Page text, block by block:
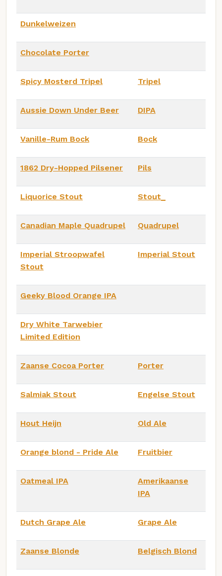
Dunkelweizen
Chocolate Porter
Spicy Mosterd Tripel Tripel
Aussie Down Under Beer DIPA
Vanille-Rum Bock Bock
1862 Dry-Hopped Pilsener Pils
Liquorice Stout Stout_
Canadian Maple Quadrupel Quadrupel
Imperial Stroopwafel
Stout
Imperial Stout
Geeky Blood Orange IPA
Dry White Tarwebier
Limited Edition
Zaanse Cocoa Porter Porter
Salmiak Stout Engelse Stout
Hout Heijn Old Ale
Orange blond - Pride Ale Fruitbier
Oatmeal IPA
Amerikaanse
IPA
Dutch Grape Ale Grape Ale
Zaanse Blonde Belgisch Blond